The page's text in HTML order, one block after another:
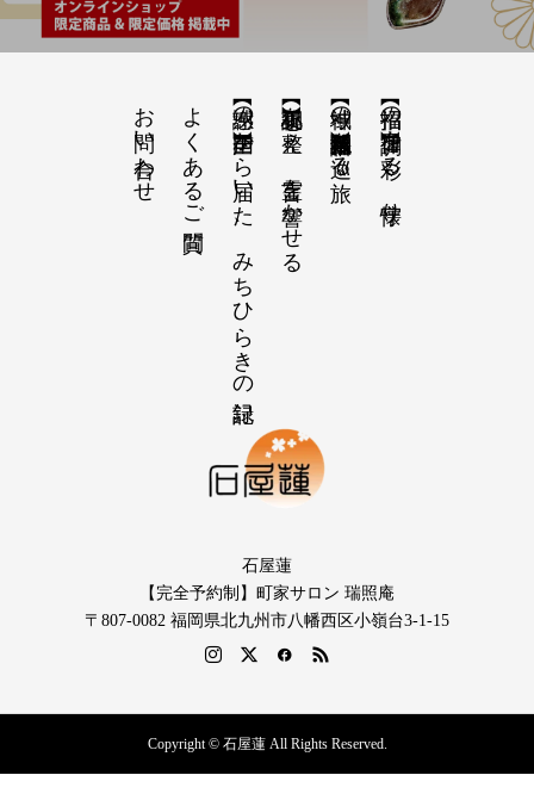
【招福の調律】日々を彩る、懐守り
【神域の系譜】神社仏閣・自然を巡る旅
【祝詞集】心を整え、言霊を響かせる
【感謝の声】全国から届いた、みちひらきの記録
よくあるご質問
お問い合わせ
石屋蓮
【完全予約制】町家サロン 瑞照庵
〒807-0082 福岡県北九州市八幡西区小嶺台3-1-15
Copyright © 石屋蓮 All Rights Reserved.